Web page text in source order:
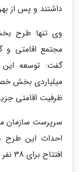
داشتند و پس از بهره برداری
وی تنها طرح
مجتمع اقامتی و
ظرفیت اقامتی
احداث این طرح
افتتاح برای 38 نفر اشتغالزایی ایجاد کرد.